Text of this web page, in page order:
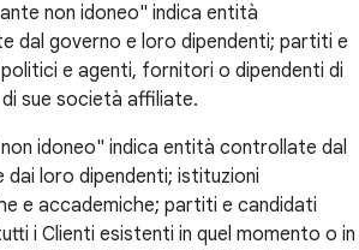
non idoneo" indica entità
dal governo e loro dipendenti; partiti e
e agenti, fornitori o dipendenti di
sue società affiliate.
idoneo" indica entità controllate dal
dai loro dipendenti; istituzioni
e accademiche; partiti e candidati
i Clienti esistenti in quel momento o in